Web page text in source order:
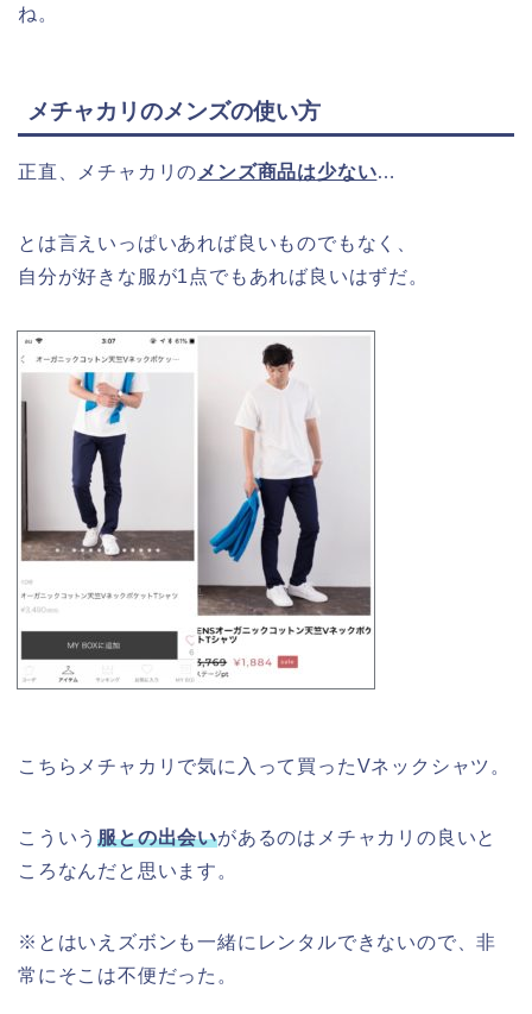
ね。
メチャカリのメンズの使い方
正直、メチャカリの メンズ商品は少ない…
とは言えいっぱいあれば良いものでもなく、
自分が好きな服が1点でもあれば良いはずだ。
こちらメチャカリで気に入って買ったVネックシャツ。
こういう服との出会いがあるのはメチャカリの良いと
ころなんだと思います。
※とはいえズボンも一緒にレンタルできないので、非
常にそこは不便だった。